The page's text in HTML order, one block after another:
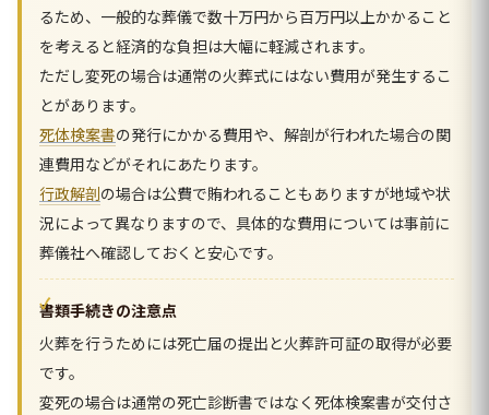
るため、一般的な葬儀で数十万円から百万円以上かかること
を考えると経済的な負担は大幅に軽減されます。
ただし変死の場合は通常の火葬式にはない費用が発生するこ
とがあります。
死体検案書の発行にかかる費用や、解剖が行われた場合の関
連費用などがそれにあたります。
行政解剖の場合は公費で賄われることもありますが地域や状
況によって異なりますので、具体的な費用については事前に
葬儀社へ確認しておくと安心です。
書類手続きの注意点
火葬を行うためには死亡届の提出と火葬許可証の取得が必要
です。
変死の場合は通常の死亡診断書ではなく死体検案書が交付さ